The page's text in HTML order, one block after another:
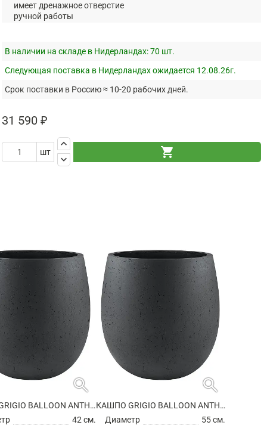
имеет дренажное отверстие
ручной работы
В наличии на складе в Нидерландах:70 шт.
Следующая поставка в Нидерландах ожидается 12.08.26г.
Срок поставки в Россию ≈ 10-20 рабочих дней.
31 590 ₽
шт
keyboard_arrow_up
keyboard_arrow_down
shopping_cart
search
КАШПО GRIGIO BALLOON ANTHRACITE
42 см.
search
КАШПО GRIGIO BALLOON ANTHRACITE
Диаметр
55 см.